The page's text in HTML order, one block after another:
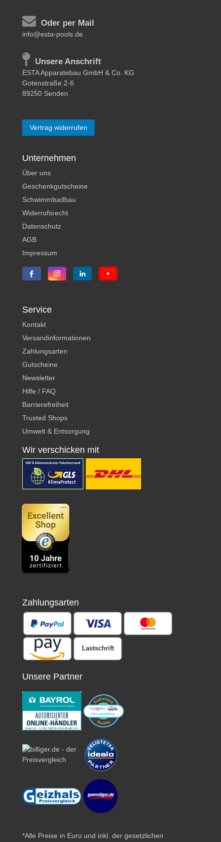
Oder per Mail
info@esta-pools.de
Unsere Anschrift
ESTA Apparatebau GmbH & Co. KG
Gotenstraße 2-6
89250 Senden
Vertrag widerrufen
Unternehmen
Über uns
Geschenkgutscheine
Schwimmbadbau
Widerrufsrecht
Datenschutz
AGB
Impressum
Service
Kontakt
Versandinformationen
Zahlungsarten
Gutscheine
Newsletter
Hilfe / FAQ
Barrierefreiheit
Trusted Shops
Umwelt & Entsorgung
Wir verschicken mit
Zahlungsarten
Lastschrift
Unsere Partner
*Alle Preise in Euro und inkl. der gesetzlichen